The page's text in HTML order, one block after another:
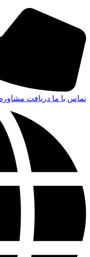
تماس با ما دریافت مشاوره